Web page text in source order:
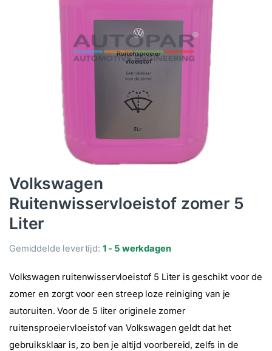
Volkswagen
Ruitenwisservloeistof zomer 5
Liter
Gemiddelde levertijd: 1 - 5 werkdagen
Volkswagen ruitenwisservloeistof 5 Liter is geschikt voor de
zomer en zorgt voor een streep loze reiniging van je
autoruiten. Voor de 5 liter originele zomer
ruitensproeiervloeistof van Volkswagen geldt dat het
gebruiksklaar is, zo ben je altijd voorbereid, zelfs in de